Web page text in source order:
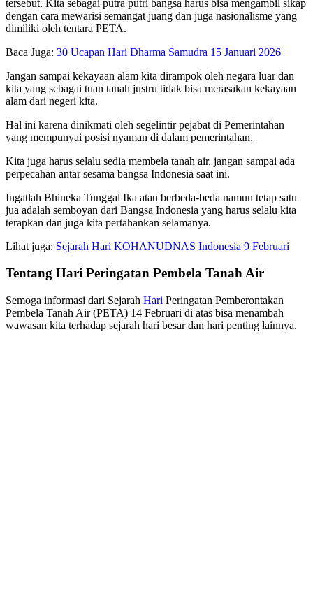
tersebut. Kita sebagai putra putri bangsa harus bisa mengambil sikap
dengan cara mewarisi semangat juang dan juga nasionalisme yang
dimiliki oleh tentara PETA.
Baca Juga: 30 Ucapan Hari Dharma Samudra 15 Januari 2026
Jangan sampai kekayaan alam kita dirampok oleh negara luar dan
kita yang sebagai tuan tanah justru tidak bisa merasakan kekayaan
alam dari negeri kita.
Hal ini karena dinikmati oleh segelintir pejabat di Pemerintahan
yang mempunyai posisi nyaman di dalam pemerintahan.
Kita juga harus selalu sedia membela tanah air, jangan sampai ada
perpecahan antar sesama bangsa Indonesia saat ini.
Ingatlah Bhineka Tunggal Ika atau berbeda-beda namun tetap satu
jua adalah semboyan dari Bangsa Indonesia yang harus selalu kita
terapkan dan juga kita pertahankan selamanya.
Lihat juga: Sejarah Hari KOHANUDNAS Indonesia 9 Februari
Tentang Hari Peringatan Pembela Tanah Air
Semoga informasi dari Sejarah Hari Peringatan Pemberontakan
Pembela Tanah Air (PETA) 14 Februari di atas bisa menambah
wawasan kita terhadap sejarah hari besar dan hari penting lainnya.